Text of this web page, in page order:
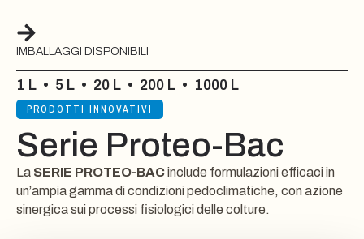
1 L • 5 L • 20 L • 200 L • 1000 L
IMBALLAGGI DISPONIBILI
PRODOTTI INNOVATIVI
Serie Proteo-Bac
La SERIE PROTEO-BACinclude formulazioni efficaci in
un’ampia gamma di condizioni pedoclimatiche, con azione
sinergica sui processi fisiologici delle colture.